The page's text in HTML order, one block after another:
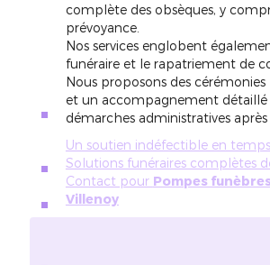
complète des obsèques, y
prévoyance.
Nos services englobent
funéraire et le rapatriement de
Nous proposons des cérémonies
et un accompagnement détaillé
démarches administratives après
Un soutien indéfectible en
Solutions funéraires complètes
Contact pour Pompes
Villenoy